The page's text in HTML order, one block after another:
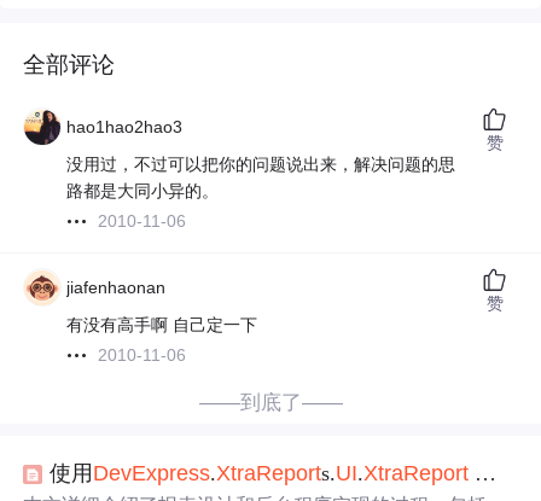
全部评论
hao1hao2hao3
没用过，不过可以把你的问题说出来，解决问题的思
路都是大同小异的。
2010-11-06
赞
jiafenhaonan
有没有高手啊 自己定一下
2010-11-06
赞
——到底了——
使用 DevExpress.XtraReports.UI.XtraReport